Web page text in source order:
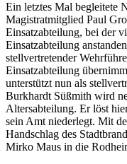
Ein letztes Mal begleitete
Magistratmitglied Paul
Einsatzabteilung, bei der
Einsatzabteilung
stellvertretender
Einsatzabteilung
unterstützt nun als
Burkhardt Süßmith wird
Altersabteilung. Er löst
sein Amt niederlegt. Mit
Handschlag des
Mirko Maus in die